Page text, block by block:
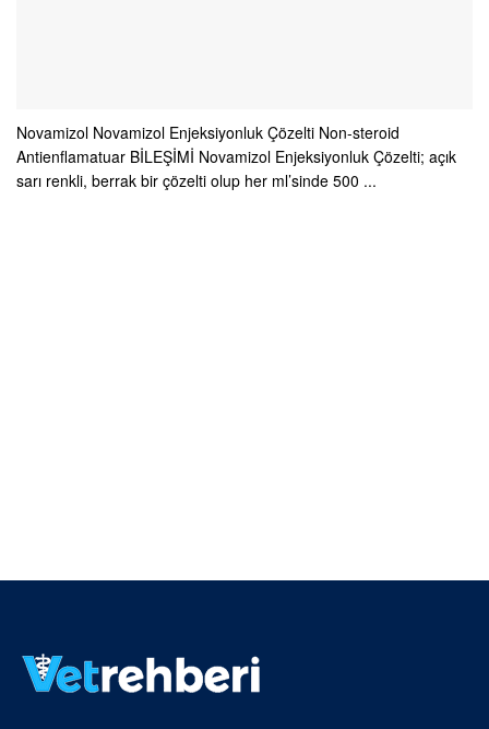
Novamizol Novamizol Enjeksiyonluk Çözelti Non-steroid
Antienflamatuar BİLEŞİMİ Novamizol Enjeksiyonluk Çözelti; açık
sarı renkli, berrak bir çözelti olup her ml’sinde 500 ...